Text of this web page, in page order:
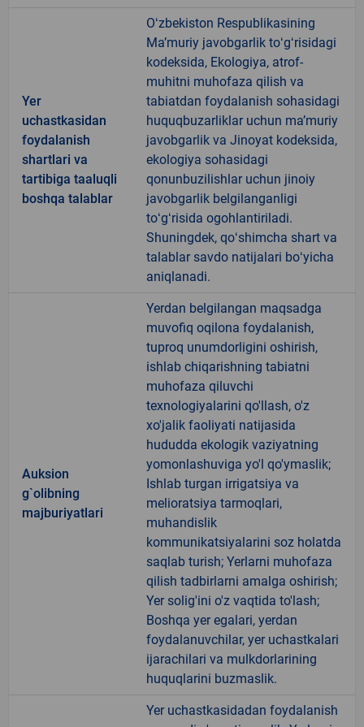
Yer
uchastkasidan
foydalanish
shartlari va
tartibiga taaluqli
boshqa talablar
Oʻzbekiston Respublikasining
Maʼmuriy javobgarlik toʻgʻrisidagi
kodeksida, Ekologiya, atrof-
muhitni muhofaza qilish va
tabiatdan foydalanish sohasidagi
huquqbuzarliklar uchun maʼmuriy
javobgarlik va Jinoyat kodeksida,
ekologiya sohasidagi
qonunbuzilishlar uchun jinoiy
javobgarlik belgilanganligi
toʻgʻrisida ogohlantiriladi.
Shuningdek, qoʻshimcha shart va
talablar savdo natijalari boʻyicha
aniqlanadi.
Auksion
g`olibning
majburiyatlari
Yerdan belgilangan maqsadga
muvofiq oqilona foydalanish,
tuproq unumdorligini oshirish,
ishlab chiqarishning tabiatni
muhofaza qiluvchi
texnologiyalarini qo'llash, o'z
xo'jalik faoliyati natijasida
hududda ekologik vaziyatning
yomonlashuviga yo'l qo'ymaslik;
Ishlab turgan irrigatsiya va
melioratsiya tarmoqlari,
muhandislik
kommunikatsiyalarini soz holatda
saqlab turish; Yerlarni muhofaza
qilish tadbirlarni amalga oshirish;
Yer solig'ini o'z vaqtida to'lash;
Boshqa yer egalari, yerdan
foydalanuvchilar, yer uchastkalari
ijarachilari va mulkdorlarining
huquqlarini buzmaslik.
Yer uchastkasidadan foydalanish